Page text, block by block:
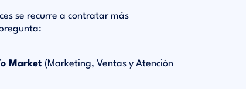
se recurre a contratar más
Market (Marketing, Ventas y Atención